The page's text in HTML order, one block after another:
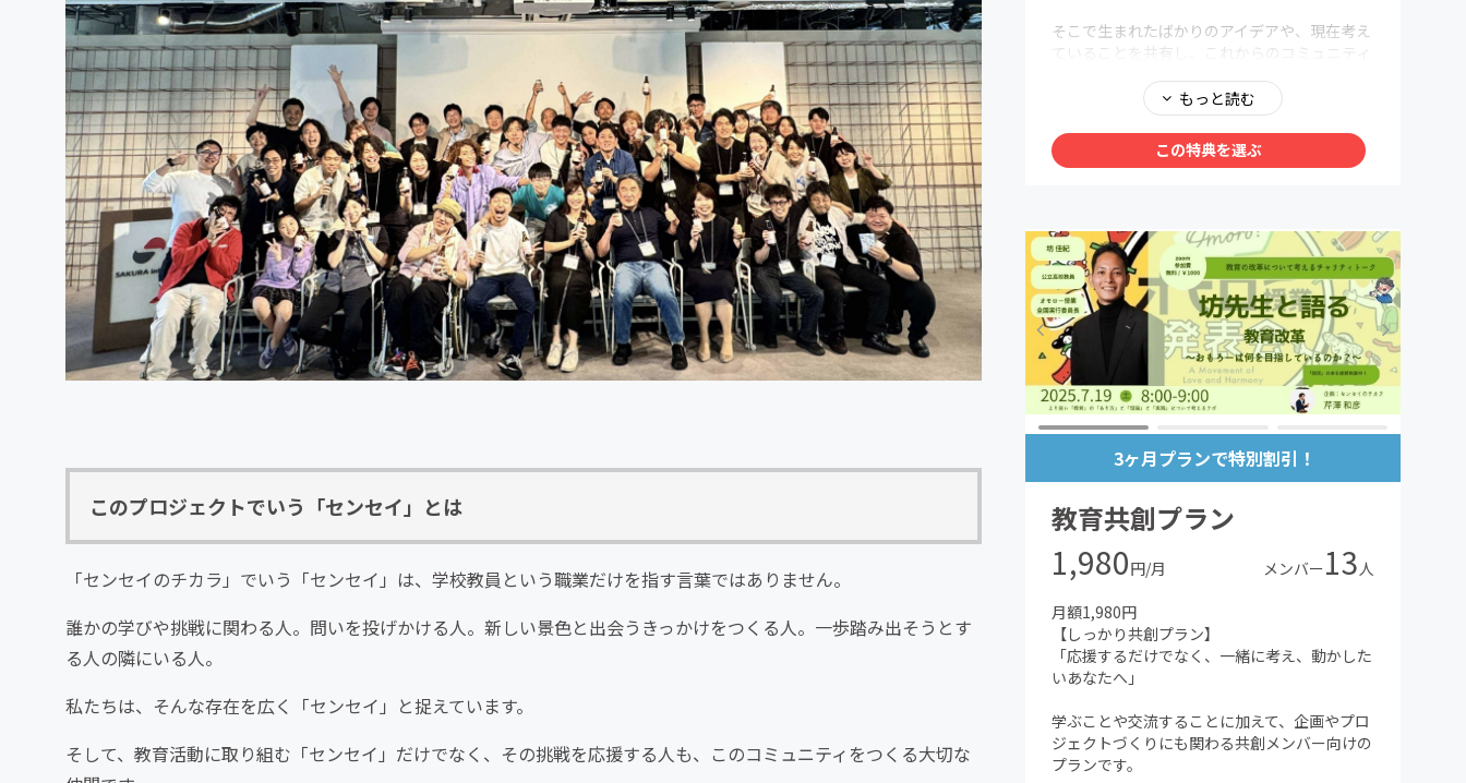
このプロジェクトでいう「センセイ」とは
「センセイのチカラ」でいう「センセイ」は、学校教員という職業だけを指す言葉ではありません。
誰かの学びや挑戦に関わる人。問いを投げかける人。新しい景色と出会うきっかけをつくる人。一歩踏み出そうとす
る人の隣にいる人。
私たちは、そんな存在を広く「センセイ」と捉えています。
そして、教育活動に取り組む「センセイ」だけでなく、その挑戦を応援する人も、このコミュニティをつくる大切な
そこで生まれたばかりのアイデアや、現在考え
ていることを共有し、これからのコミュニティ
ライブ配信にはアーカイブがあります。
② おはようモーニング／乾杯ナイトへの参加
です。
教育に関心を持つ人たちと、立場を越えて気軽
に語り合えるオンラインイベントです。
飲み物は、ビールでも、コーヒーでも、お茶で
も構いません。
③ ここだけのコラム
せりっち活動録や、今考えていることを、月
1〜2回お届けします。
Facebook Groupまたはメンバー限定ページで
公開します。
④ オフライン交流会へのご案内
「センセイの〇〇」に関わる仲間が集まるイベ
ントや、教育をテーマにした交流会を不定期で
開催します。
て、全国各地での開催を予定しています。
参加には別途チケットが必要となる場合があり
もっと読む
この特典を選ぶ
3ヶ月プランで特別割引！
教育共創プラン
1,980円/月 メンバー13人
月額1,980円
【しっかり共創プラン】
「応援するだけでなく、一緒に考え、動かした
いあなたへ」
学ぶことや交流することに加えて、企画やプロ
ジェクトづくりにも関わる共創メンバー向けの
プランです。